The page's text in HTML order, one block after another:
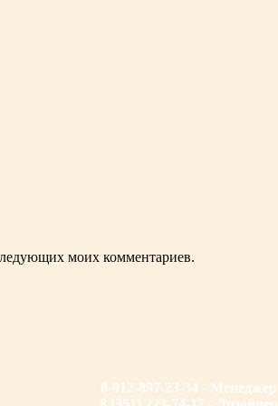
моих комментариев.
8-912-897-23-34 - Менеджер